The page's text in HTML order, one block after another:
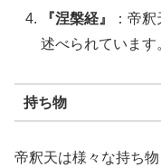
『涅槃経』
：帝
述べられています
持ち物
帝釈天は様々な持ち